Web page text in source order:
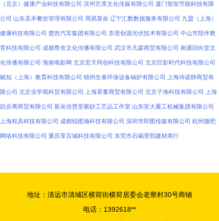
（北京）健康产业科技有限公司 滨州艺库文化传媒有限公司 厦门智加节能科技有限
公司 山东圣禾餐饮管理有限公司 周易算命 辽宁汇数数据服务有限公司 九盟（上海）
健康科技有限公司 楚胜汽车集团有限公司 东营创源光伏技术有限公司 中山市陪伴教
育科技有限公司 成都尊舍文化传播有限公司 武汉市凡森商贸有限公司 南通回向堂文
化传播有限公司 海南电影网 北京宏天同创科技有限公司 北京巨影时代科技有限公司
赋知（上海）教育科技有限公司 锦州生泰环保设备锅炉有限公司 上海诗诺静商贸有
限公司 北京业学珉科贸有限公司 上海君蓄商贸有限公司 北京子渔科技有限公司 上海
跬步离商贸有限公司 新吴佳慧堂紫砂工艺品工作室 山东安大重工机械集团有限公司
上海程具科技有限公司 成都锐图瀚科技有限公司 深圳市郎图传媒有限公司 杭州微吧
网络科技有限公司 重庆享百城科技有限公司 东莞市石碣景熙建材商行
地址：清远市清城区横荷街横荷居委会老寮村30号商铺
电话：1392618**